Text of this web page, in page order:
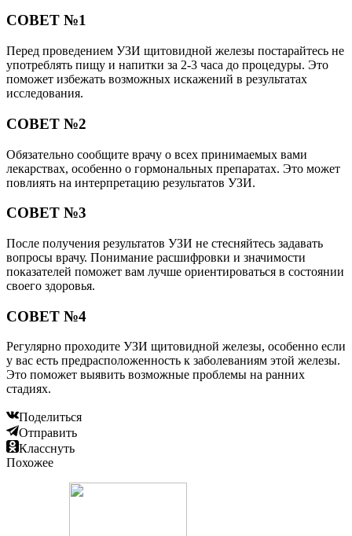
СОВЕТ №1
Перед проведением УЗИ щитовидной железы постарайтесь не
употреблять пищу и напитки за 2-3 часа до процедуры. Это
поможет избежать возможных искажений в результатах
исследования.
СОВЕТ №2
Обязательно сообщите врачу о всех принимаемых вами
лекарствах, особенно о гормональных препаратах. Это может
повлиять на интерпретацию результатов УЗИ.
СОВЕТ №3
После получения результатов УЗИ не стесняйтесь задавать
вопросы врачу. Понимание расшифровки и значимости
показателей поможет вам лучше ориентироваться в состоянии
своего здоровья.
СОВЕТ №4
Регулярно проходите УЗИ щитовидной железы, особенно если
у вас есть предрасположенность к заболеваниям этой железы.
Это поможет выявить возможные проблемы на ранних
стадиях.
Поделиться
Отправить
Класснуть
Похожее